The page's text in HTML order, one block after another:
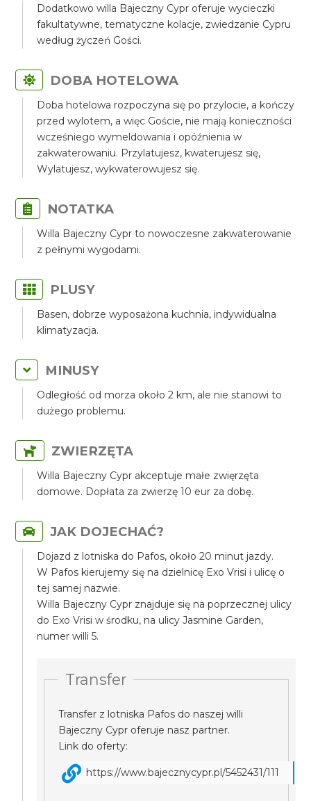
Dodatkowo willa Bajeczny Cypr oferuje wycieczki
fakultatywne, tematyczne kolacje, zwiedzanie Cypru
według życzeń Gości.
DOBA HOTELOWA
Doba hotelowa rozpoczyna się po przylocie, a kończy
przed wylotem, a więc Goście, nie mają konieczności
wcześniego wymeldowania i opóźnienia w
zakwaterowaniu. Przylatujesz, kwaterujesz się,
Wylatujesz, wykwaterowujesz się.
NOTATKA
Willa Bajeczny Cypr to nowoczesne zakwaterowanie
z pełnymi wygodami.
PLUSY
Basen, dobrze wyposażona kuchnia, indywidualna
klimatyzacja.
MINUSY
Odległość od morza około 2 km, ale nie stanowi to
dużego problemu.
ZWIERZĘTA
Willa Bajeczny Cypr akceptuje małe zwięrzęta
domowe. Dopłata za zwierzę 10 eur za dobę.
JAK DOJECHAĆ?
Dojazd z lotniska do Pafos, około 20 minut jazdy.
W Pafos kierujemy się na dzielnicę Exo Vrisi i ulicę o
tej samej nazwie.
Willa Bajeczny Cypr znajduje się na poprzecznej ulicy
do Exo Vrisi w środku, na ulicy Jasmine Garden,
numer willi 5.
Transfer
Transfer z lotniska Pafos do naszej willi
Bajeczny Cypr oferuje nasz partner.
Link do oferty:
https://www.bajecznycypr.pl/5452431/111